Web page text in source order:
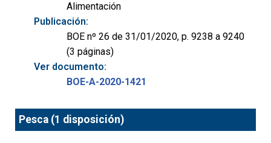
Alimentación
Publicación:
BOE nº 26 de 31/01/2020, p. 9238 a 9240
(3 páginas)
Ver documento:
BOE-A-2020-1421
Pesca (1 disposición)